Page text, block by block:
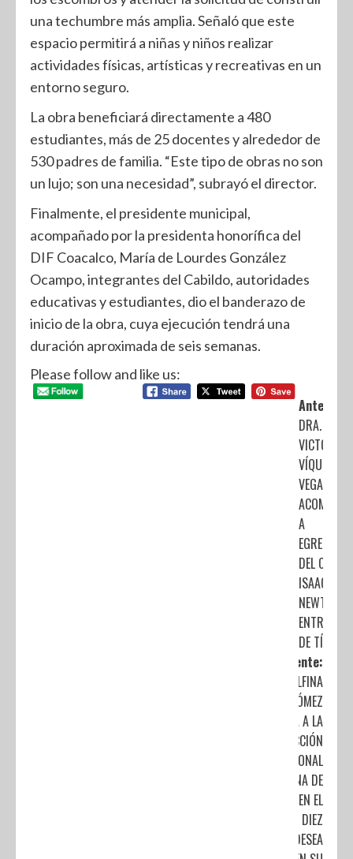
una techumbre más amplia. Señaló que este
espacio permitirá a niñas y niños realizar
actividades físicas, artísticas y recreativas en un
entorno seguro.
La obra beneficiará directamente a 480
estudiantes, más de 25 docentes y alrededor de
530 padres de familia. “Este tipo de obras no son
un lujo; son una necesidad”, subrayó el director.
Finalmente, el presidente municipal,
acompañado por la presidenta honorífica del
DIF Coacalco, María de Lourdes González
Ocampo, integrantes del Cabildo, autoridades
educativas y estudiantes, dio el banderazo de
inicio de la obra, cuya ejecución tendrá una
duración aproximada de seis semanas.
Please follow and like us:
Anterior:
DRA.
VICTORIA
VÍQUEZ
VEGA
ACOMPAÑA
A
DEL CBT
ISAAC
NEWTON
ENTREGA
DE
Siguiente:
DELFINA
GÓMEZ
VISITA A LA
SELECCIÓN
NACIONAL
MEXICANA DE
FUTBOL EN EL
NEMESIO DIEZ
Y LE DESEA